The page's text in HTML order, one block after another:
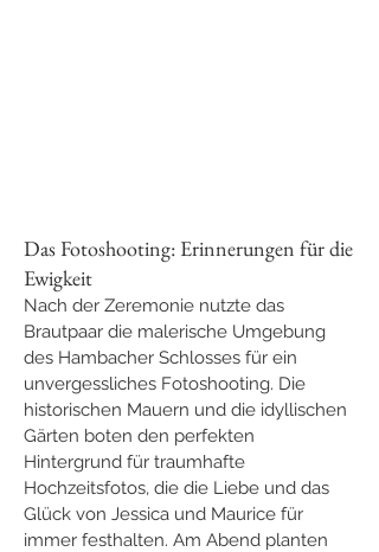
Das Fotoshooting: Erinnerungen für die
Ewigkeit
Nach der Zeremonie nutzte das
Brautpaar die malerische Umgebung
des Hambacher Schlosses für ein
unvergessliches Fotoshooting. Die
historischen Mauern und die idyllischen
Gärten boten den perfekten
Hintergrund für traumhafte
Hochzeitsfotos, die die Liebe und das
Glück von Jessica und Maurice für
immer festhalten. Am Abend planten